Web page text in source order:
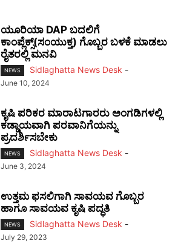
ಯೂರಿಯಾ DAP ಬದಲಿಗೆ
ಕಾಂಪ್ಲೆಕ್ಸ್(ಸಂಯುಕ್ತ) ಗೊಬ್ಬರ ಬಳಕೆ ಮಾಡಲು
ರೈತರಲ್ಲಿ ಮನವಿ
NEWS Sidlaghatta News Desk -
June 10, 2024
ಕೃಷಿ ಪರಿಕರ ಮಾರಾಟಗಾರರು ಅಂಗಡಿಗಳಲ್ಲಿ
ಕಡ್ಡಾಯವಾಗಿ ಪರವಾನಿಗೆಯನ್ನು
ಪ್ರದರ್ಶಿಸಬೇಕು
NEWS Sidlaghatta News Desk -
June 3, 2024
ಉತ್ತಮ ಫಸಲಿಗಾಗಿ ಸಾವಯವ ಗೊಬ್ಬರ
ಹಾಗೂ ಸಾವಯವ ಕೃಷಿ ಪದ್ಧತಿ
NEWS Sidlaghatta News Desk -
July 29, 2023